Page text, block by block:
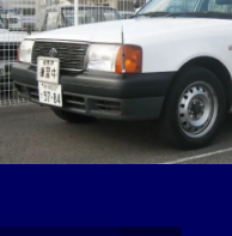
入校前Check
資料請求・お問合わせ
お申込み
特定商取引に基づく表
プライバシーポリシー
免許pay